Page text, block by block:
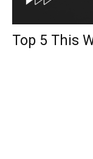
Top 5 This